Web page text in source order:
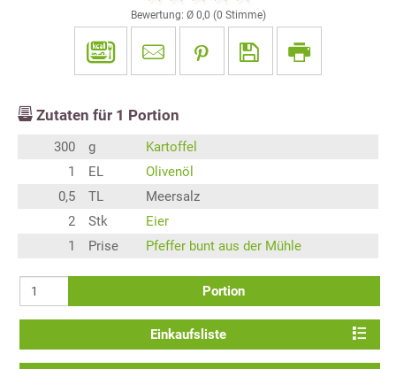
Bewertung: Ø 0,0 (0 Stimme)
Zutaten für 1 Portion
300 g
Kartoffel
1
EL
Olivenöl
0,5
TL
Meersalz
2
Stk
Eier
1
Prise Pfeffer bunt aus der Mühle
Portion
Einkaufsliste